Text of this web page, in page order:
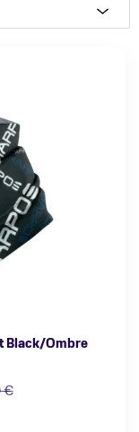
Black/Ombre
€